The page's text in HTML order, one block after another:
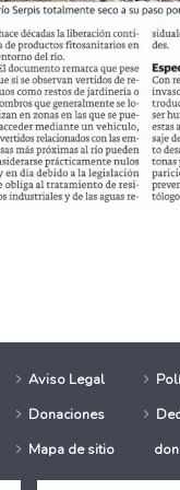
personas del Medio
en marcha sus
Aviso Legal
Donaciones
Mapa de sitio